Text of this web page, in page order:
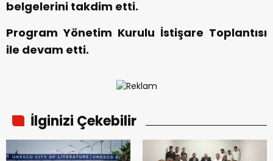
belgelerini takdim etti.
Program Yönetim Kurulu İstişare Toplantısı
ile devam etti.
İlginizi Çekebilir